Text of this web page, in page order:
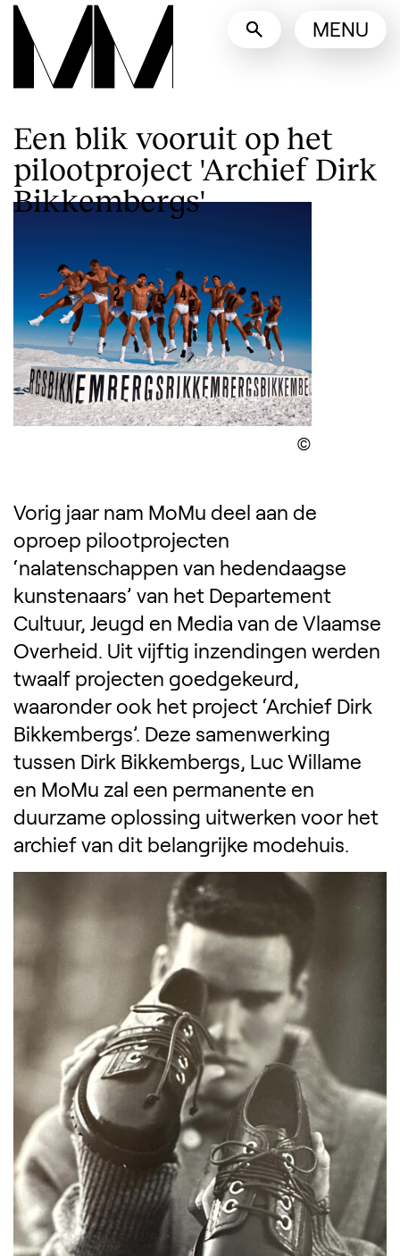
Taalswitcher
English
Nederlands
MENU
Zoek
Een blik vooruit op het
pilootproject 'Archief Dirk
Bikkembergs'
Vorig jaar nam MoMu deel aan de
oproep pilootprojecten
‘nalatenschappen van hedendaagse
kunstenaars’ van het Departement
Cultuur, Jeugd en Media van de Vlaamse
Overheid. Uit vijftig inzendingen werden
twaalf projecten goedgekeurd,
waaronder ook het project ‘Archief Dirk
Bikkembergs’. Deze samenwerking
tussen Dirk Bikkembergs, Luc Willame
en MoMu zal een permanente en
duurzame oplossing uitwerken voor het
archief van dit belangrijke modehuis.